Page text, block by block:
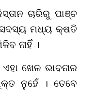
ଚାରିରୁ ପାଞ୍ଚ
ସଦସ୍ୟ ମଧ୍ୟ କ୍ଷତି
ନାହିଁ ।
ଖେଳ ଭାବନାର
ନୁହେଁ । ତେବେ